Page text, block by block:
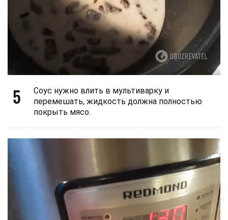
5
Соус нужно влить в мультиварку и
перемешать, жидкость должна полностью
покрыть мясо.